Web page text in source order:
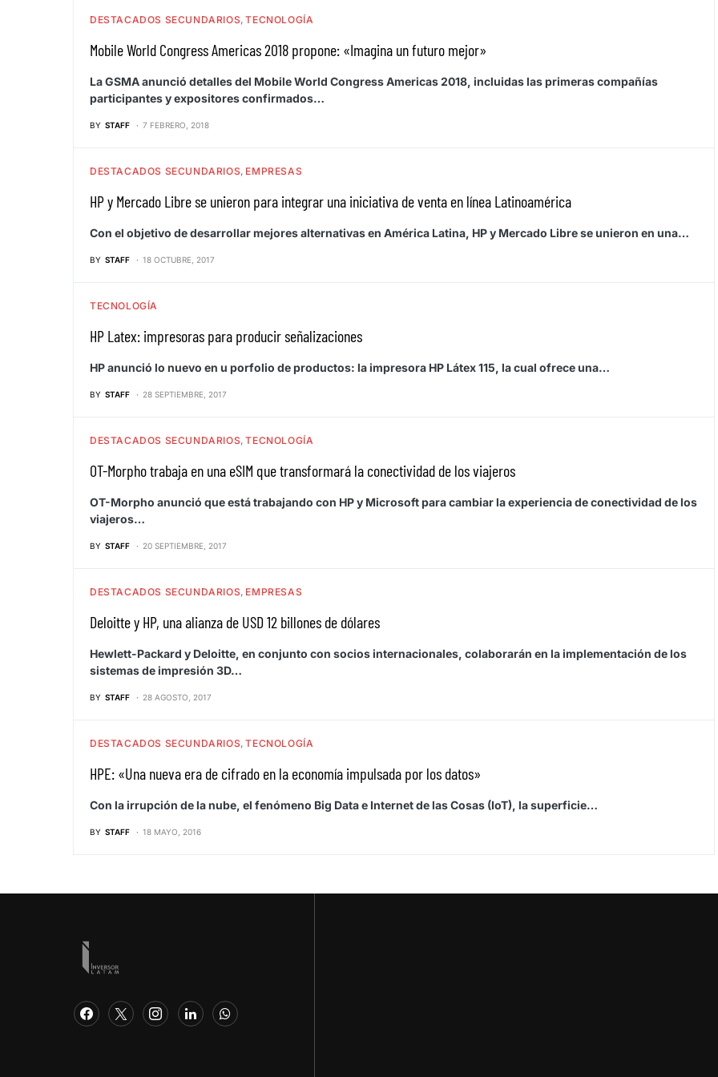
DESTACADOS SECUNDARIOS TECNOLOGÍA
Mobile World Congress Americas 2018 propone: «Imagina un futuro mejor»
La GSMA anunció detalles del Mobile World Congress Americas 2018, incluidas las primeras compañías
participantes y expositores confirmados…
BY STAFF 7 FEBRERO, 2018
DESTACADOS SECUNDARIOS EMPRESAS
HP y Mercado Libre se unieron para integrar una iniciativa de venta en línea Latinoamérica
Con el objetivo de desarrollar mejores alternativas en América Latina, HP y Mercado Libre se unieron en una…
BY STAFF 18 OCTUBRE, 2017
TECNOLOGÍA
HP Latex: impresoras para producir señalizaciones
HP anunció lo nuevo en u porfolio de productos: la impresora HP Látex 115, la cual ofrece una…
BY STAFF 28 SEPTIEMBRE, 2017
DESTACADOS SECUNDARIOS TECNOLOGÍA
OT-Morpho trabaja en una eSIM que transformará la conectividad de los viajeros
OT-Morpho anunció que está trabajando con HP y Microsoft para cambiar la experiencia de conectividad de los
viajeros…
BY STAFF 20 SEPTIEMBRE, 2017
DESTACADOS SECUNDARIOS EMPRESAS
Deloitte y HP, una alianza de USD 12 billones de dólares
Hewlett-Packard y Deloitte, en conjunto con socios internacionales, colaborarán en la implementación de los
sistemas de impresión 3D…
BY STAFF 28 AGOSTO, 2017
DESTACADOS SECUNDARIOS TECNOLOGÍA
HPE: «Una nueva era de cifrado en la economía impulsada por los datos»
Con la irrupción de la nube, el fenómeno Big Data e Internet de las Cosas (IoT), la superficie…
BY STAFF 18 MAYO, 2016